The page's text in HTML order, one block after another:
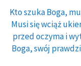
Kto szuka Boga,
Musi się wciąż
przed oczyma i
Boga, swój